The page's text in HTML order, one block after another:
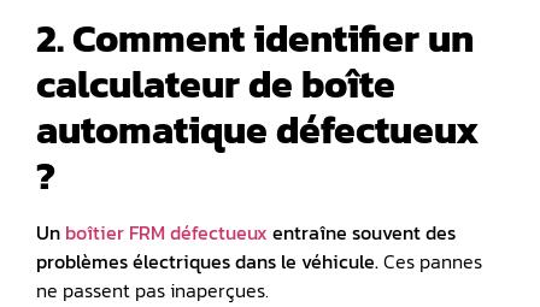
2. Comment identifier un
calculateur de boîte
automatique défectueux
?
Un boîtier FRM défectueux entraîne souvent des
problèmes électriques dans le véhicule.Ces pannes
ne passent pas inaperçues.